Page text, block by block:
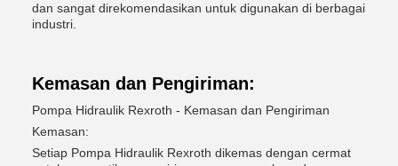
dan sangat direkomendasikan untuk digunakan di berbagai
industri.
Kemasan dan Pengiriman:
Pompa Hidraulik Rexroth - Kemasan dan Pengiriman
Kemasan:
Setiap Pompa Hidraulik Rexroth dikemas dengan cermat